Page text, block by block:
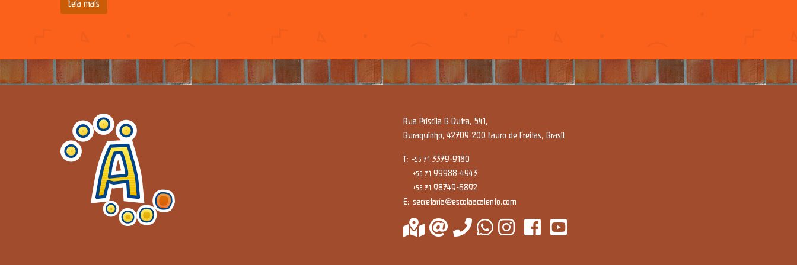
Leia mais
Rua Priscila B Dutra, 541,
Buraquinho, 42709-200 Lauro de Freitas, Brasil
T: +55 71 3379-9180
+55 71 99988-4943
+55 71 98749-6892
E: secretaria@escolaacalento.com